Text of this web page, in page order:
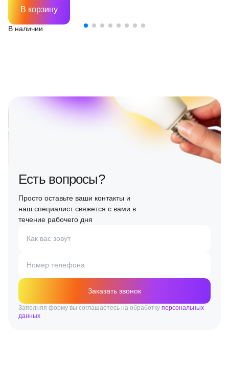
В наличии
В корзину
Есть вопросы?
Просто оставьте ваши контакты и
наш специалист свяжется с вами в
течение рабочего дня
Как вас зовут
Номер телефона
Заказать звонок
Заполняя форму вы соглашаетесь на обработку персональных
данных